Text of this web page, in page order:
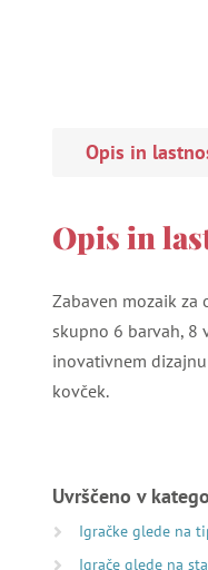
Opis in
Opis in
Zabaven mozaik za
skupno 6 barvah, 8
inovativnem
kovček.
Uvrščeno v
Igračke glede na
Igrače glede na